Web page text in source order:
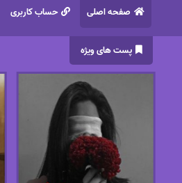
صفحه اصلی حساب کاربری
پست های ویژه